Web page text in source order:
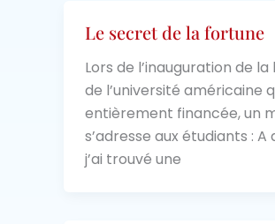
Le secret de la fortune
Lors de l’inauguration de
de l’université américaine
entièrement financée, un
s’adresse aux étudiants :
j’ai trouvé une